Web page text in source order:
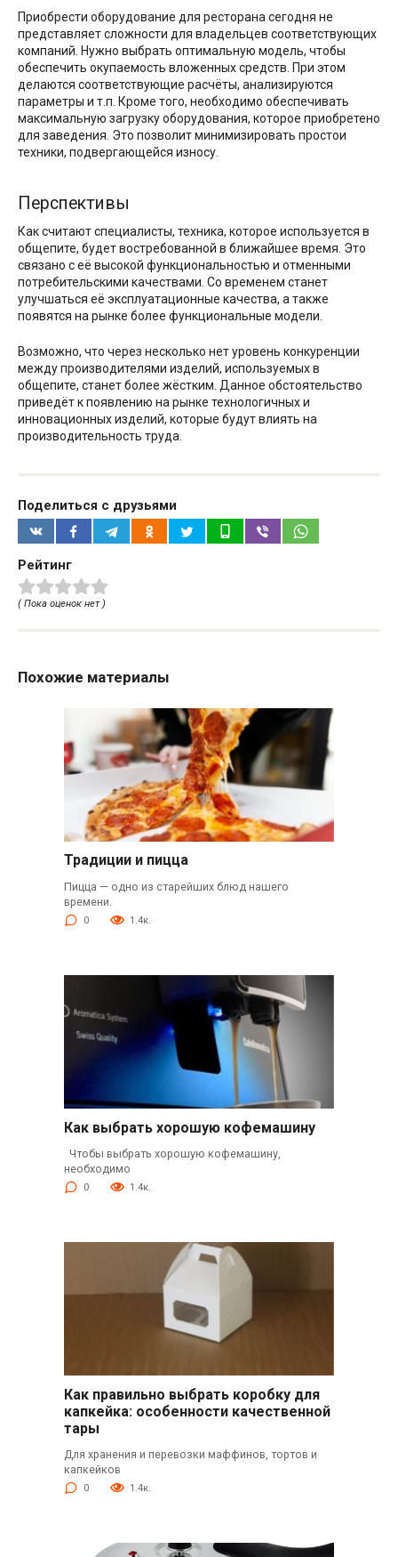
Приобрести оборудование для ресторана сегодня не
представляет сложности для владельцев соответствующих
компаний. Нужно выбрать оптимальную модель, чтобы
обеспечить окупаемость вложенных средств. При этом
делаются соответствующие расчёты, анализируются
параметры и т.п. Кроме того, необходимо обеспечивать
максимальную загрузку оборудования, которое приобретено
для заведения. Это позволит минимизировать простои
техники, подвергающейся износу.
Перспективы
Как считают специалисты, техника, которое используется в
общепите, будет востребованной в ближайшее время. Это
связано с её высокой функциональностью и отменными
потребительскими качествами. Со временем станет
улучшаться её эксплуатационные качества, а также
появятся на рынке более функциональные модели.
Возможно, что через несколько нет уровень конкуренции
между производителями изделий, используемых в
общепите, станет более жёстким. Данное обстоятельство
приведёт к появлению на рынке технологичных и
инновационных изделий, которые будут влиять на
производительность труда.
Поделиться с друзьями
Рейтинг
( Пока оценок нет )
Похожие материалы
Традиции и пицца
Пицца — одно из старейших блюд нашего
времени.
0 1.4к.
Как выбрать хорошую кофемашину
Чтобы выбрать хорошую кофемашину,
необходимо
0 1.4к.
Как правильно выбрать коробку для
капкейка: особенности качественной
тары
Для хранения и перевозки маффинов, тортов и
капкейков
0 1.4к.